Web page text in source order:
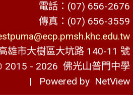
電話：(07) 656-2676
傳真：(07) 656-3559
雄市大樹區大坑路 140-11 號
2015 - 2026 佛光山普門中學
| Powered by NetView